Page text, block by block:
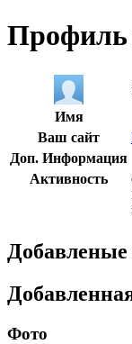
Профиль
Имя
Ваш сайт
Доп. Информация
Активность
Добавленые
Фото